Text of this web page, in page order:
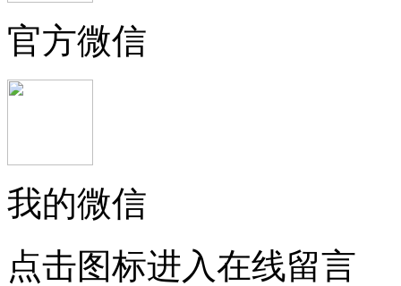
官方微信
我的微信
点击图标进入在线留言